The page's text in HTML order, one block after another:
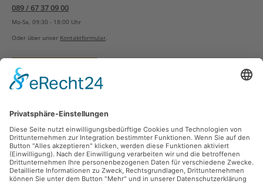
089 / 67 37 09 00
Mo-Sa, 09:30 - 18:00 Uhr
Oder über unser Kontaktformular.
Vertrag widerrufen
Zahlungsarten
Sicher Einkaufen
Ladengeschäft